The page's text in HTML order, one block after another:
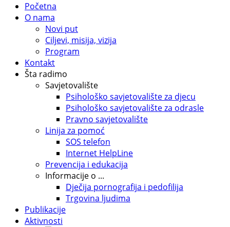
Početna
O nama
Novi put
Ciljevi, misija, vizija
Program
Kontakt
Šta radimo
Savjetovalište
Psihološko savjetovalište za djecu
Psihološko savjetovalište za odrasle
Pravno savjetovalište
Linija za pomoć
SOS telefon
Internet HelpLine
Prevencija i edukacija
Informacije o ...
Dječija pornografija i pedofilija
Trgovina ljudima
Publikacije
Aktivnosti